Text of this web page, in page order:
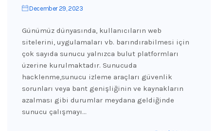
December 29, 2023
Günümüz dünyasında, kullanıcıların web
sitelerini, uygulamaları vb. barındırabilmesi için
çok sayıda sunucu yalnızca bulut platformları
üzerine kurulmaktadır. Sunucuda
hacklenme,sunucu izleme araçları güvenlik
sorunları veya bant genişliğinin ve kaynakların
azalması gibi durumlar meydana geldiğinde
sunucu çalışmayı…